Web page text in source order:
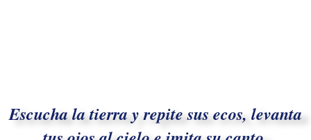
Escucha la tierra y repite sus ecos, levanta